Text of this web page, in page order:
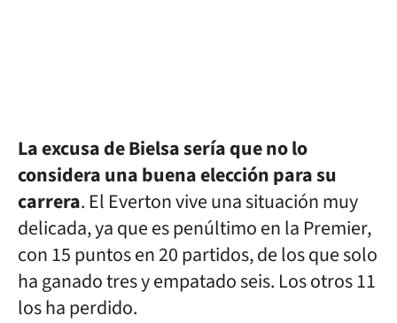
La excusa de Bielsa sería que no lo
considera una buena elección para su
carrera. El Everton vive una situación muy
delicada, ya que es penúltimo en la Premier,
con 15 puntos en 20 partidos, de los que solo
ha ganado tres y empatado seis. Los otros 11
los ha perdido.